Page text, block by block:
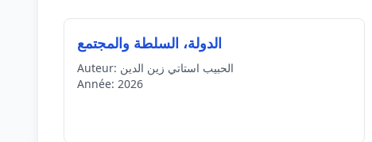
الدولة، السلطة والمجتمع
Auteur: الحبيب استاتي زين الدين
Année: 2026